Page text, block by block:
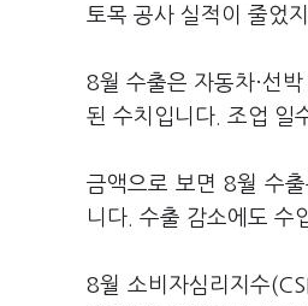
토목 공사 실적이 줄었
8월 수출은 자동차·선
된 수치입니다. 조업 일
금액으로 보면 8월 수
니다. 수출 감소에도 수
8월 소비자심리지수